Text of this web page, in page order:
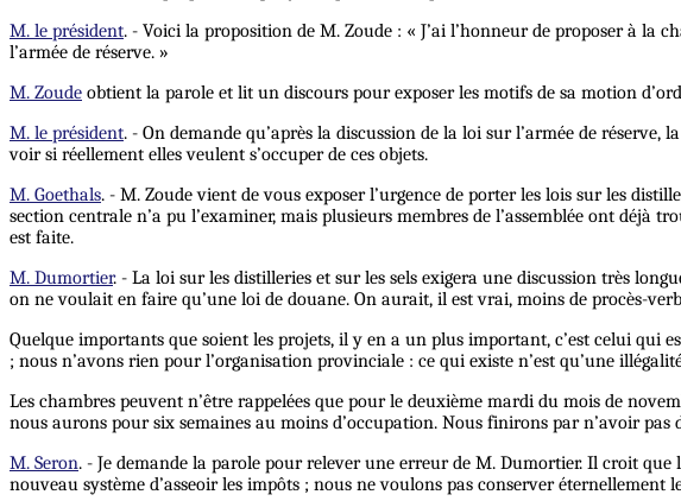
M. le président. - Voici la proposition de M. Zoude : « J’ai l’honneur de proposer à la
l’armée de réserve. »
M. Zoude obtient la parole et lit un discours pour exposer les motifs de sa motion
M. le président. - On demande qu’après la discussion de la loi sur l’armée de
voir si réellement elles veulent s’occuper de ces objets.
M. Goethals. - M. Zoude vient de vous exposer l’urgence de porter les lois sur les
section centrale n’a pu l’examiner, mais plusieurs membres de l’assemblée ont déjà
est faite.
M. Dumortier. - La loi sur les distilleries et sur les sels exigera une discussion très
on ne voulait en faire qu’une loi de douane. On aurait, il est vrai, moins de procès-
Quelque importants que soient les projets, il y en a un plus important, c’est celui qui
; nous n’avons rien pour l’organisation provinciale : ce qui existe n’est qu’une
Les chambres peuvent n’être rappelées que pour le deuxième mardi du mois de
nous aurons pour six semaines au moins d’occupation. Nous finirons par n’avoir
M. Seron. - Je demande la parole pour relever une erreur de M. Dumortier. Il croit que
nouveau système d’asseoir les impôts ; nous ne voulons pas conserver éternellement